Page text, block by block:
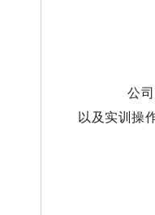
公司
以及实训操